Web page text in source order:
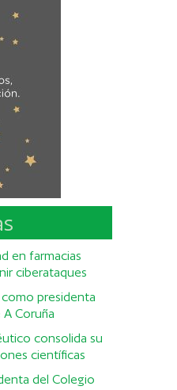
en farmacias
ciberataques
como presidenta
Coruña
consolida su
científicas
del Colegio